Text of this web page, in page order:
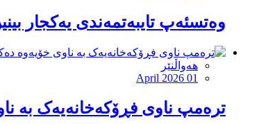
وەتسئەپ تایبەتمەندی یەکجار
هەواڵنێر
April 2026 01
ترەمپ ناوی فڕۆکەخانەیەک بە